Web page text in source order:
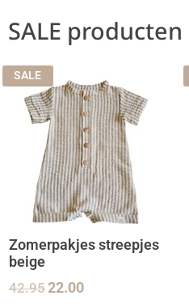
SALE producten
SALE
Zomerpakjes streepjes
beige
42.9522.00